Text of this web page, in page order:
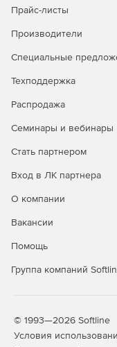
Прайс-листы
Производители
Специальные
Техподдержка
Распродажа
Семинары и вебинары
Стать партнером
Вход в ЛК партнера
О компании
Вакансии
Помощь
Группа компаний
© 1993—2026 Softline
Условия